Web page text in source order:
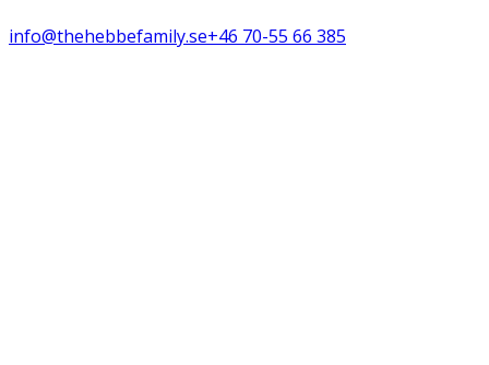
info@thehebbefamily.se+46 70-55 66 385